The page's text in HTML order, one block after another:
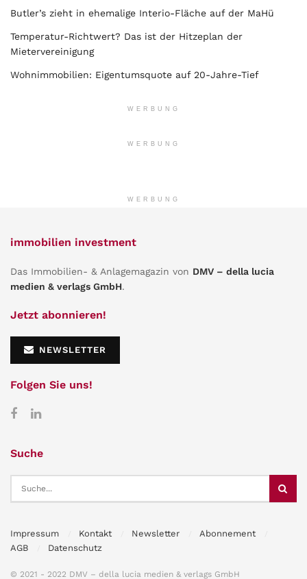
Butler’s zieht in ehemalige Interio-Fläche auf der MaHü
Temperatur-Richtwert? Das ist der Hitzeplan der
Mietervereinigung
Wohnimmobilien: Eigentumsquote auf 20-Jahre-Tief
WERBUNG
WERBUNG
WERBUNG
immobilien investment
Das Immobilien- & Anlagemagazin von DMV – della lucia
medien & verlags GmbH.
Jetzt abonnieren!
NEWSLETTER
Folgen Sie uns!
Suche
Impressum Kontakt Newsletter
Abonnement
AGB
Datenschutz
© 2021 - 2022 DMV – della lucia medien & verlags GmbH